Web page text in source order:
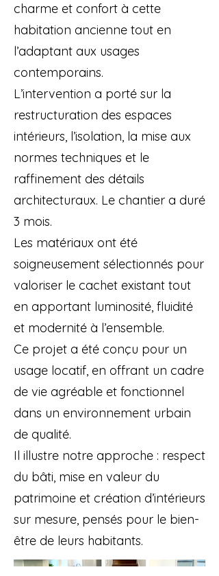
charme et confort à cette
habitation ancienne tout en
l’adaptant aux usages
contemporains.
L’intervention a porté sur la
restructuration des espaces
intérieurs, l’isolation, la mise aux
normes techniques et le
raffinement des détails
architecturaux. Le chantier a duré
3 mois.
Les matériaux ont été
soigneusement sélectionnés pour
valoriser le cachet existant tout
en apportant luminosité, fluidité
et modernité à l’ensemble.
Ce projet a été conçu pour un
usage locatif, en offrant un cadre
de vie agréable et fonctionnel
dans un environnement urbain
de qualité.
Il illustre notre approche : respect
du bâti, mise en valeur du
patrimoine et création d’intérieurs
sur mesure, pensés pour le bien-
être de leurs habitants.